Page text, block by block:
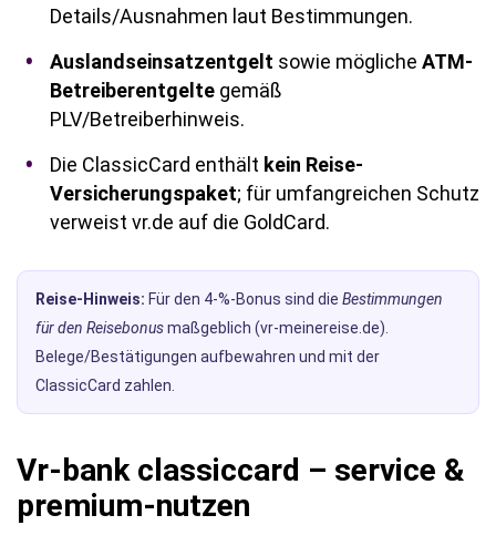
Details/Ausnahmen laut Bestimmungen.
Auslandseinsatzentgelt sowie mögliche ATM-
Betreiberentgelte gemäß
PLV/Betreiberhinweis.
Die ClassicCard enthält kein Reise-
Versicherungspaket; für umfangreichen Schutz
verweist vr.de auf die GoldCard.
Reise-Hinweis: Für den 4-%-Bonus sind die Bestimmungen
für den Reisebonusmaßgeblich (vr-meinereise.de).
Belege/Bestätigungen aufbewahren und mit der
ClassicCard zahlen.
Vr-bank classiccard – service &
premium-nutzen